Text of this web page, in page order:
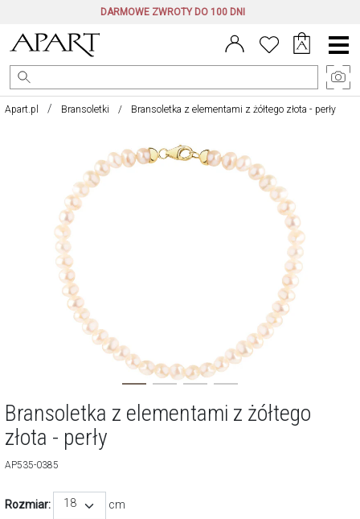
DARMOWE ZWROTY DO 100 DNI
Menu
główne
Apart.pl Bransoletki Bransoletka z elementami z żółtego złota - perły
Bransoletka z elementami z żółtego
złota - perły
AP535-0385
Rozmiar: 18 cm